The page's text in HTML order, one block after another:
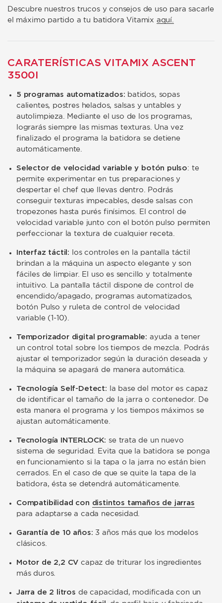
Descubre nuestros trucos y consejos de uso para sacarle
el máximo partido a tu batidora Vitamix aquí.
CARATERÍSTICAS VITAMIX ASCENT
3500I
5 programas automatizados: batidos, sopas
calientes, postres helados, salsas y untables y
autolimpieza. Mediante el uso de los programas,
lograrás siempre las mismas texturas. Una vez
finalizado el programa la batidora se detiene
automáticamente.
Selector de velocidad variable y botón pulso: te
permite experimentar en tus preparaciones y
despertar el chef que llevas dentro. Podrás
conseguir texturas impecables, desde salsas con
tropezones hasta purés finísimos. El control de
velocidad variable junto con el botón pulso permiten
perfeccionar la textura de cualquier receta.
Interfaz táctil: los controles en la pantalla táctil
brindan a la máquina un aspecto elegante y son
fáciles de limpiar. El uso es sencillo y totalmente
intuitivo. La pantalla táctil dispone de control de
encendido/apagado, programas automatizados,
botón Pulso y ruleta de control de velocidad
variable (1-10).
Temporizador digital programable: ayuda a tener
un control total sobre los tiempos de mezcla. Podrás
ajustar el temporizador según la duración deseada y
la máquina se apagará de manera automática.
Tecnología Self-Detect: la base del motor es capaz
de identificar el tamaño de la jarra o contenedor. De
esta manera el programa y los tiempos máximos se
ajustan automáticamente.
Tecnología INTERLOCK:se trata de un nuevo
sistema de seguridad. Evita que la batidora se ponga
en funcionamiento si la tapa o la jarra no están bien
cerrados. En el caso de que se quite la tapa de la
batidora, ésta se detendrá automáticamente.
Compatibilidad con distintos tamaños de jarras
para adaptarse a cada necesidad.
Garantía de 10 años: 3 años más que los modelos
clásicos.
Motor de 2,2 CVcapaz de triturar los ingredientes
más duros.
Jarra de 2 litros de capacidad, modificada con un